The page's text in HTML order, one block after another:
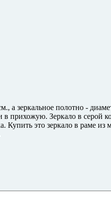
а зеркальное полотно -
в прихожую. Зеркало в серой
это зеркало в раме из